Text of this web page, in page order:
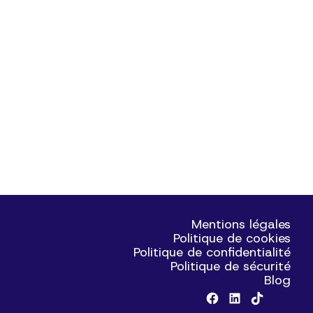
Mentions légales
Politique de cookies
Politique de confidentialité
Politique de sécurité
Blog